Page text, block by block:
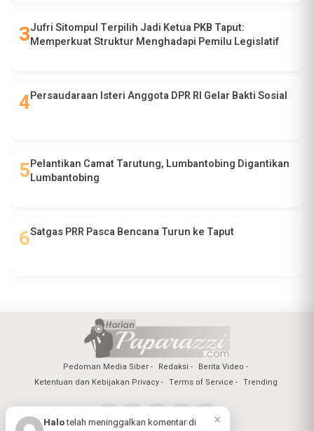
Jufri Sitompul Terpilih Jadi Ketua PKB Taput:
Memperkuat Struktur Menghadapi Pemilu Legislatif
Persaudaraan Isteri Anggota DPR RI Gelar Bakti Sosial
Pelantikan Camat Tarutung, Lumbantobing Digantikan
Lumbantobing
Satgas PRR Pasca Bencana Turun ke Taput
Pedoman Media Siber Redaksi
Berita Video
Ketentuan dan Kebijakan Privacy
Terms of Service Trending
×
Halotelah meninggalkan komentar di